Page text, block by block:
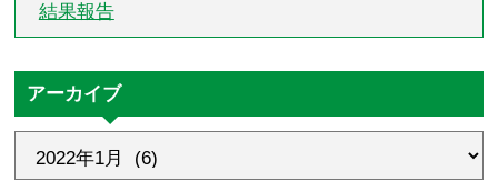
結果報告
アーカイブ